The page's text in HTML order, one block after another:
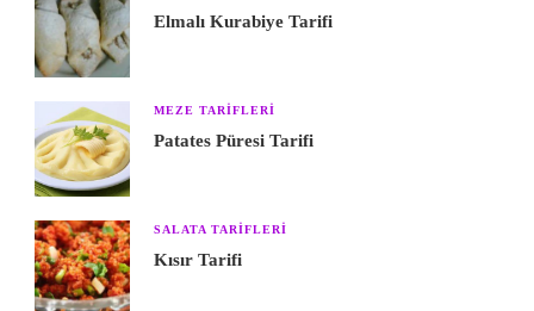
Elmalı Kurabiye Tarifi
MEZE TARIFLERI
Patates Püresi Tarifi
SALATA TARIFLERI
Kısır Tarifi